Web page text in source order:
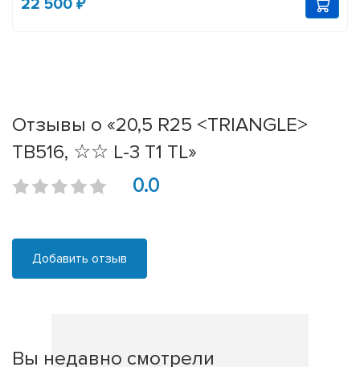
22 500 ₽
Отзывы о «20,5 R25 <TRIANGLE>
TB516, ☆☆ L-3 T1 TL»
0.0
Добавить отзыв
Вы недавно смотрели